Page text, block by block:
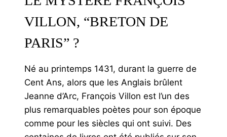
VILLON, “BRETON DE
PARIS” ?
Né au printemps 1431, durant la guerre de
Cent Ans, alors que les Anglais brûlent
Jeanne d’Arc, François Villon est l’un des
plus remarquables poètes pour son époque
comme pour les siècles qui ont suivi. Des